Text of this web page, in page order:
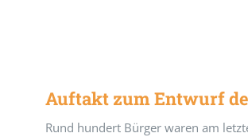
Auftakt zum Entwurf
Rund hundert Bürger waren am